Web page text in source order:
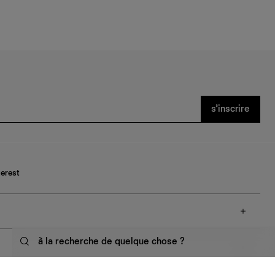
à la recherche de quelque chose ?
s’inscrire